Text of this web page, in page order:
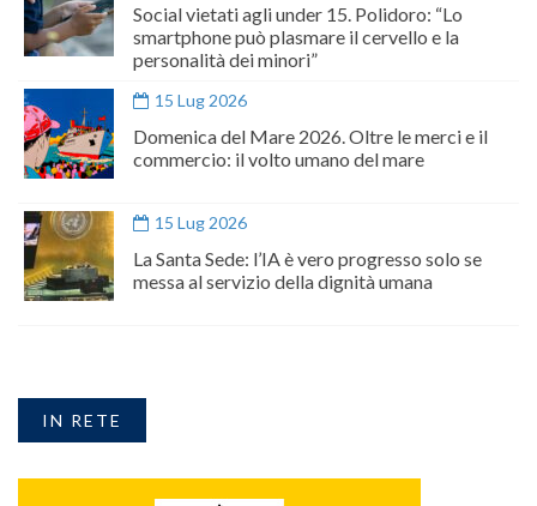
Social vietati agli under 15. Polidoro: “Lo
smartphone può plasmare il cervello e la
personalità dei minori”
15 Lug 2026
Domenica del Mare 2026. Oltre le merci e il
commercio: il volto umano del mare
15 Lug 2026
La Santa Sede: l’IA è vero progresso solo se
messa al servizio della dignità umana
IN RETE